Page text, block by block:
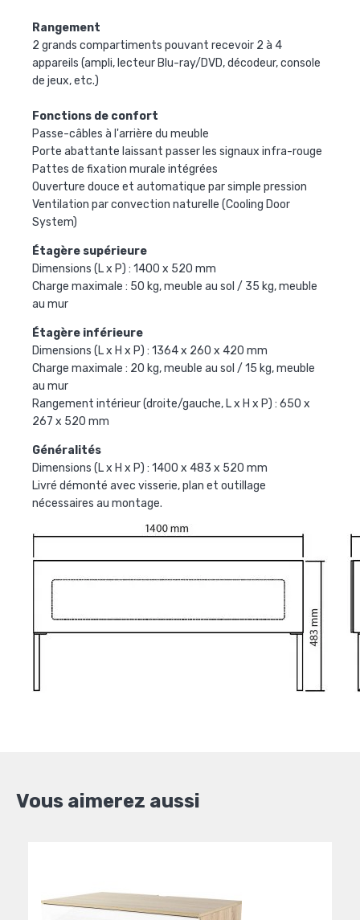
Rangement
2 grands compartiments pouvant recevoir 2 à 4
appareils (ampli, lecteur Blu-ray/DVD, décodeur, console
de jeux, etc.)
Fonctions de confort
Passe-câbles à l'arrière du meuble
Porte abattante laissant passer les signaux infra-rouge
Pattes de fixation murale intégrées
Ouverture douce et automatique par simple pression
Ventilation par convection naturelle (Cooling Door
System)
Étagère supérieure
Dimensions (L x P) : 1400 x 520 mm
Charge maximale : 50 kg, meuble au sol / 35 kg, meuble
au mur
Étagère inférieure
Dimensions (L x H x P) : 1364 x 260 x 420 mm
Charge maximale : 20 kg, meuble au sol / 15 kg, meuble
au mur
Rangement intérieur (droite/gauche, L x H x P) : 650 x
267 x 520 mm
Généralités
Dimensions (L x H x P) : 1400 x 483 x 520 mm
Livré démonté avec visserie, plan et outillage
nécessaires au montage.
Vous aimerez aussi